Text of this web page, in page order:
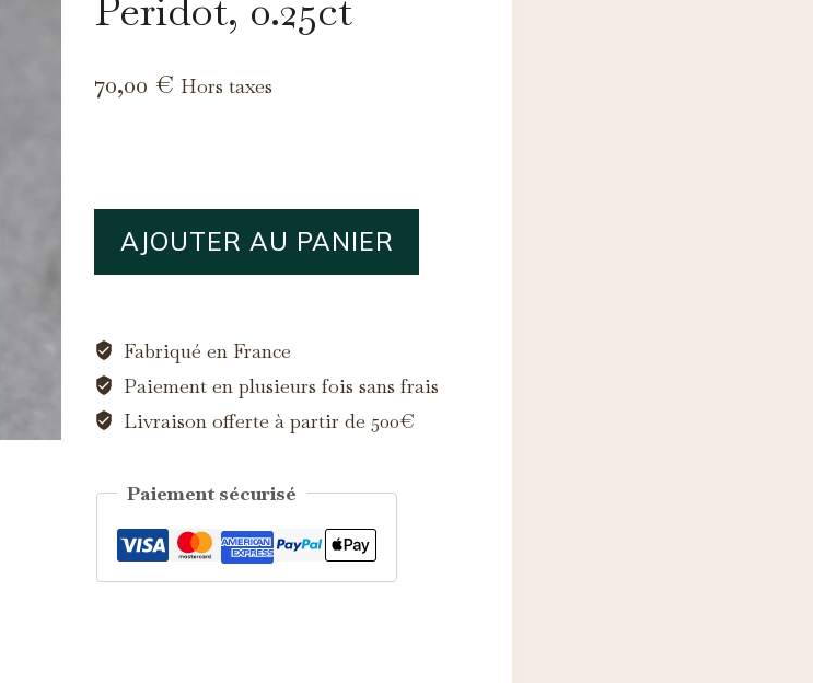
70,00 € Hors taxes
AJOUTER AU PANIER
Fabriqué en France
Paiement en plusieurs fois sans frais
Livraison offerte à partir de 500€
Paiement sécurisé